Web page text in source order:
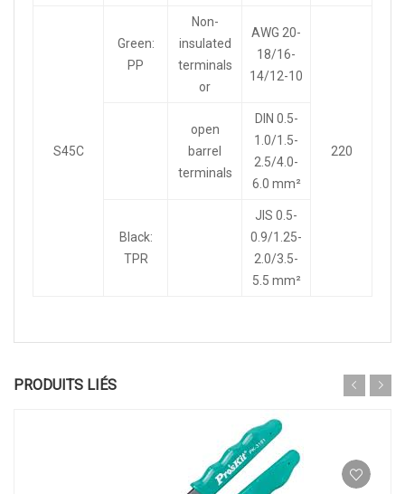
S45C
Green:
PP
Non-
insulated
terminals
or
AWG 20-
18/16-
14/12-10
220
open
barrel
terminals
DIN 0.5-
1.0/1.5-
2.5/4.0-
6.0 mm²
Black:
TPR
JIS 0.5-
0.9/1.25-
2.0/3.5-
5.5 mm²
PRODUITS LIÉS